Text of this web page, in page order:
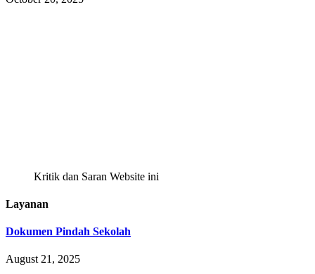
Kritik dan Saran Website ini
Layanan
Dokumen Pindah Sekolah
August 21, 2025